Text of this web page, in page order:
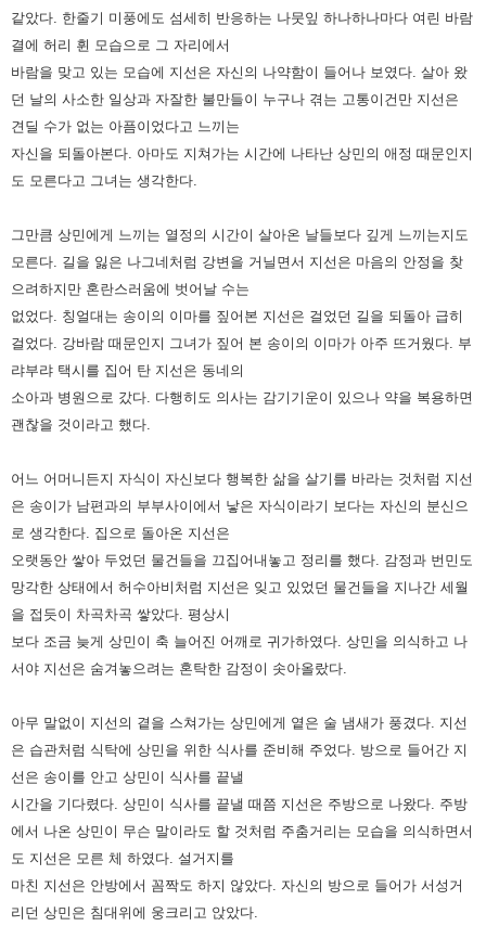
같았다. 한줄기 미풍에도 섬세히 반응하는 나뭇잎 하나하나마다 여린 바람
결에 허리 휜 모습으로 그 자리에서
바람을 맞고 있는 모습에 지선은 자신의 나약함이 들어나 보였다. 살아 왔
던 날의 사소한 일상과 자잘한 불만들이 누구나 겪는 고통이건만 지선은
견딜 수가 없는 아픔이었다고 느끼는
자신을 되돌아본다. 아마도 지쳐가는 시간에 나타난 상민의 애정 때문인지
도 모른다고 그녀는 생각한다.
그만큼 상민에게 느끼는 열정의 시간이 살아온 날들보다 깊게 느끼는지도
모른다. 길을 잃은 나그네처럼 강변을 거닐면서 지선은 마음의 안정을 찾
으려하지만 혼란스러움에 벗어날 수는
없었다. 칭얼대는 송이의 이마를 짚어본 지선은 걸었던 길을 되돌아 급히
걸었다. 강바람 때문인지 그녀가 짚어 본 송이의 이마가 아주 뜨거웠다. 부
랴부랴 택시를 집어 탄 지선은 동네의
소아과 병원으로 갔다. 다행히도 의사는 감기기운이 있으나 약을 복용하면
괜찮을 것이라고 했다.
어느 어머니든지 자식이 자신보다 행복한 삶을 살기를 바라는 것처럼 지선
은 송이가 남편과의 부부사이에서 낳은 자식이라기 보다는 자신의 분신으
로 생각한다. 집으로 돌아온 지선은
오랫동안 쌓아 두었던 물건들을 끄집어내놓고 정리를 했다. 감정과 번민도
망각한 상태에서 허수아비처럼 지선은 잊고 있었던 물건들을 지나간 세월
을 접듯이 차곡차곡 쌓았다. 평상시
보다 조금 늦게 상민이 축 늘어진 어깨로 귀가하였다. 상민을 의식하고 나
서야 지선은 숨겨놓으려는 혼탁한 감정이 솟아올랐다.
아무 말없이 지선의 곁을 스쳐가는 상민에게 옅은 술 냄새가 풍겼다. 지선
은 습관처럼 식탁에 상민을 위한 식사를 준비해 주었다. 방으로 들어간 지
선은 송이를 안고 상민이 식사를 끝낼
시간을 기다렸다. 상민이 식사를 끝낼 때쯤 지선은 주방으로 나왔다. 주방
에서 나온 상민이 무슨 말이라도 할 것처럼 주춤거리는 모습을 의식하면서
도 지선은 모른 체 하였다. 설거지를
마친 지선은 안방에서 꼼짝도 하지 않았다. 자신의 방으로 들어가 서성거
리던 상민은 침대위에 웅크리고 앉았다.